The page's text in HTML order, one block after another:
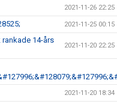
2021-11-26 22:25
2021-11-25 00:15
14-års
2021-11-20 22:25
2021-11-20 18:34